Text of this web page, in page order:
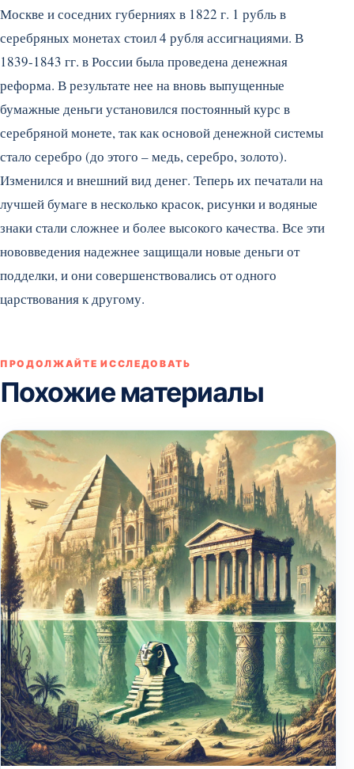
Москве и соседних губерниях в 1822 г. 1 рубль в
серебряных монетах стоил 4 рубля ассигнациями. В
1839-1843 гг. в России была проведена денежная
реформа. В результате нее на вновь выпущенные
бумажные деньги установился постоянный курс в
серебряной монете, так как основой денежной системы
стало серебро (до этого – медь, серебро, золото).
Изменился и внешний вид денег. Теперь их печатали на
лучшей бумаге в несколько красок, рисунки и водяные
знаки стали сложнее и более высокого качества. Все эти
нововведения надежнее защищали новые деньги от
подделки, и они совершенствовались от одного
царствования к другому.
ПРОДОЛЖАЙТЕ ИССЛЕДОВАТЬ
Похожие материалы